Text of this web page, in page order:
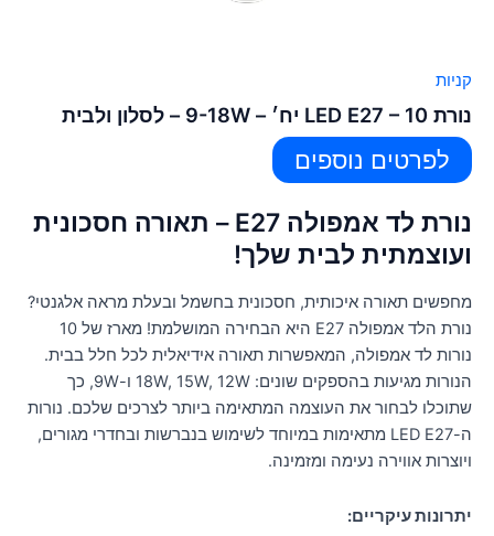
קניות
נורת LED E27 – 10 יח׳ – 9-18W – לסלון ולבית
לפרטים נוספים
נורת לד אמפולה E27 – תאורה חסכונית
ועוצמתית לבית שלך!
מחפשים תאורה איכותית, חסכונית בחשמל ובעלת מראה אלגנטי?
נורת הלד אמפולה E27 היא הבחירה המושלמת! מארז של 10
נורות לד אמפולה, המאפשרות תאורה אידיאלית לכל חלל בבית.
הנורות מגיעות בהספקים שונים: 18W, 15W, 12W ו-9W, כך
שתוכלו לבחור את העוצמה המתאימה ביותר לצרכים שלכם. נורות
ה-LED E27 מתאימות במיוחד לשימוש בנברשות ובחדרי מגורים,
ויוצרות אווירה נעימה ומזמינה.
יתרונות עיקריים: